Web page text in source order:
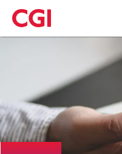
Skip
to
main